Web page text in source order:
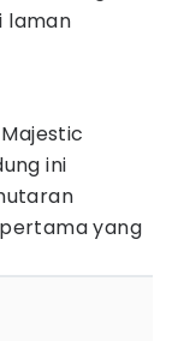
laman
ini
yang